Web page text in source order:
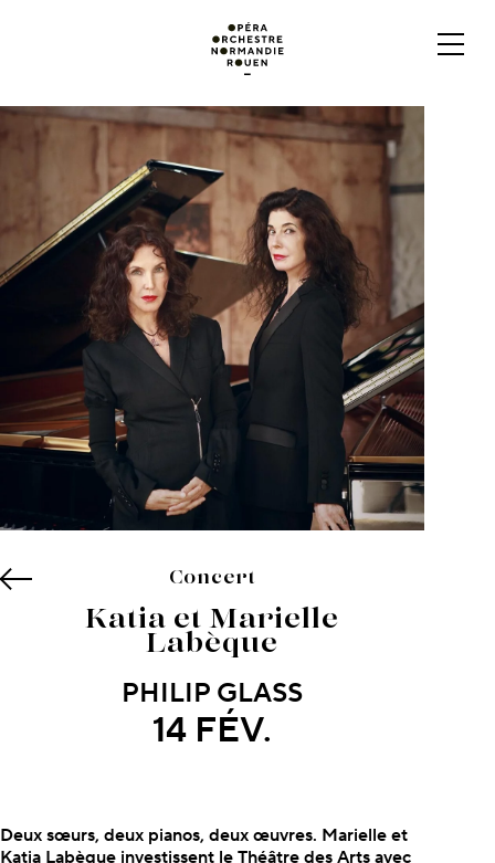
Concert
Katia et Marielle
Labèque
PHILIP GLASS
14 FÉV.
À propos du concert
Deux sœurs, deux pianos, deux œuvres. Marielle et
Katia Labèque investissent le Théâtre des Arts avec